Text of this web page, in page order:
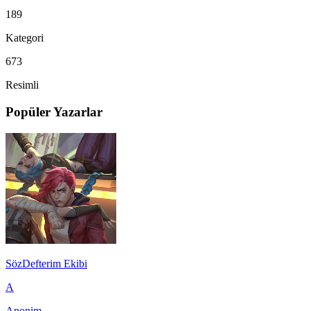
189
Kategori
673
Resimli
Popüler Yazarlar
SözDefterim Ekibi
A